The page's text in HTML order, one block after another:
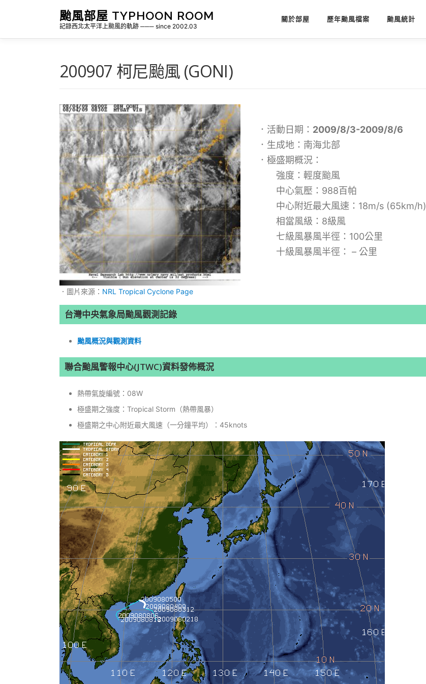
要
颱風部屋 TYPHOON ROOM
記錄西北太平洋上颱風的軌跡 ─── since 2002.03
關於部屋 歷年颱風檔案 颱風統計
200907 柯尼颱風 (GONI)
．活動日期： 2009/8/3-2009/8/6
．生成地：南海北部
．極盛期概況：
強度：輕度颱風
中心氣壓：988百帕
中心附近最大風速：18m/s (65km/h)
相當風級：8級風
七級風暴風半徑：100公里
十級風暴風半徑： – 公里
．圖片來源： NRL Tropical Cyclone Page
台灣中央氣象局颱風觀測記錄
颱風概況與觀測資料
聯合颱風警報中心(JTWC)資料發佈概況
熱帶氣旋編號：08W
極盛期之強度：Tropical Storm（熱帶風暴）
極盛期之中心附近最大風速（一分鐘平均）：45knots